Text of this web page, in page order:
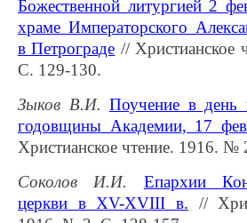
Божественной литургией 2
храме Императорского
в Петрограде //
С. 129-130.
Зыков В.И. Поучение в день
годовщины Академии, 17
Христианское чтение. 1916.
Соколов И.И.
Епархии
церкви в XV-XVIII в. //